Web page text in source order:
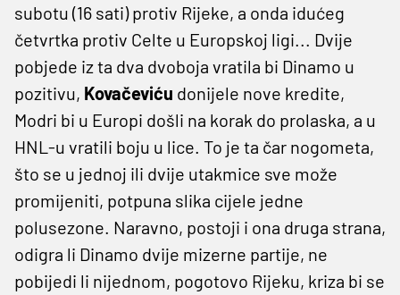
subotu (16 sati) protiv Rijeke, a onda idućeg
četvrtka protiv Celte u Europskoj ligi... Dvije
pobjede iz ta dva dvoboja vratila bi Dinamo u
pozitivu, Kovačeviću donijele nove kredite,
Modri bi u Europi došli na korak do prolaska, a u
HNL-u vratili boju u lice. To je ta čar nogometa,
što se u jednoj ili dvije utakmice sve može
promijeniti, potpuna slika cijele jedne
polusezone. Naravno, postoji i ona druga strana,
odigra li Dinamo dvije mizerne partije, ne
pobijedi li nijednom, pogotovo Rijeku, kriza bi se